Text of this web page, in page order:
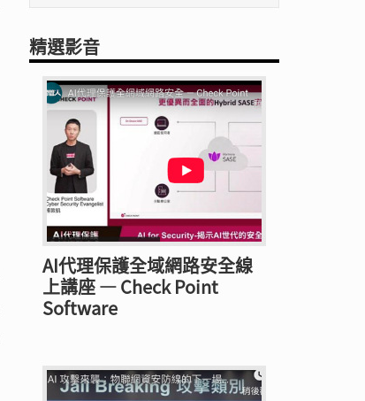
精選影音
AI代理保護全域網路安全線
上講座 — Check Point
Software